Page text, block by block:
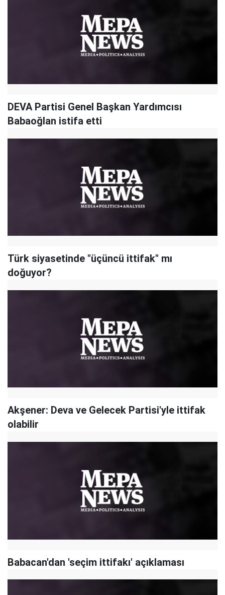
DEVA Partisi Genel Başkan Yardımcısı
Babaoğlan istifa etti
Türk siyasetinde "üçüncü ittifak" mı
doğuyor?
Akşener: Deva ve Gelecek Partisi'yle ittifak
olabilir
Babacan'dan 'seçim ittifakı' açıklaması